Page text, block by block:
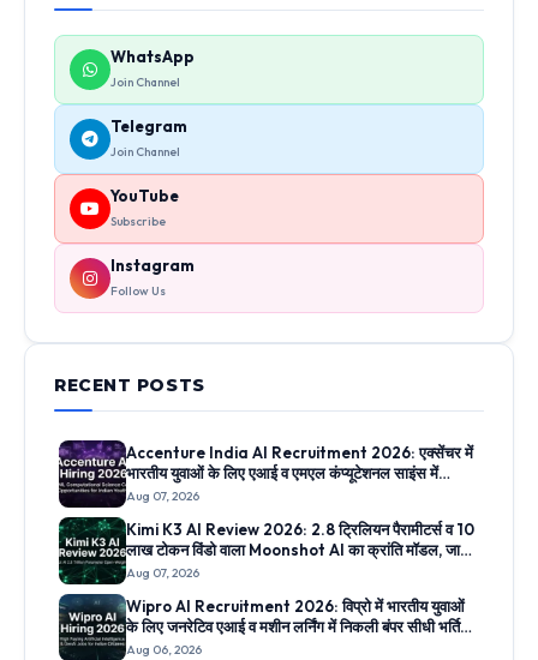
WhatsApp
Join Channel
Telegram
Join Channel
YouTube
Subscribe
Instagram
Follow Us
RECENT POSTS
Accenture India AI Recruitment 2026: एक्सेंचर में
भारतीय युवाओं के लिए एआई व एमएल कंप्यूटेशनल साइंस में
निकली सीधी भर्ती, जानिए ऑनलाइन आवेदन प्रक्रिया
Aug 07, 2026
Kimi K3 AI Review 2026: 2.8 ट्रिलियन पैरामीटर्स व 10
लाख टोकन विंडो वाला Moonshot AI का क्रांति मॉडल, जानिए
5 सबसे बड़े फीचर्स
Aug 07, 2026
Wipro AI Recruitment 2026: विप्रो में भारतीय युवाओं
के लिए जनरेटिव एआई व मशीन लर्निंग में निकली बंपर सीधी भर्तियां,
जानिए आवेदन लिंक
Aug 06, 2026